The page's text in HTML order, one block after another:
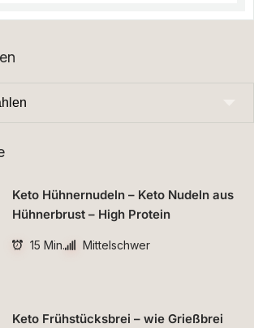
Keto Hühnernudeln – Keto Nudeln aus
Hühnerbrust – High Protein
15 Min. Mittelschwer
Keto Frühstücksbrei – wie Grießbrei